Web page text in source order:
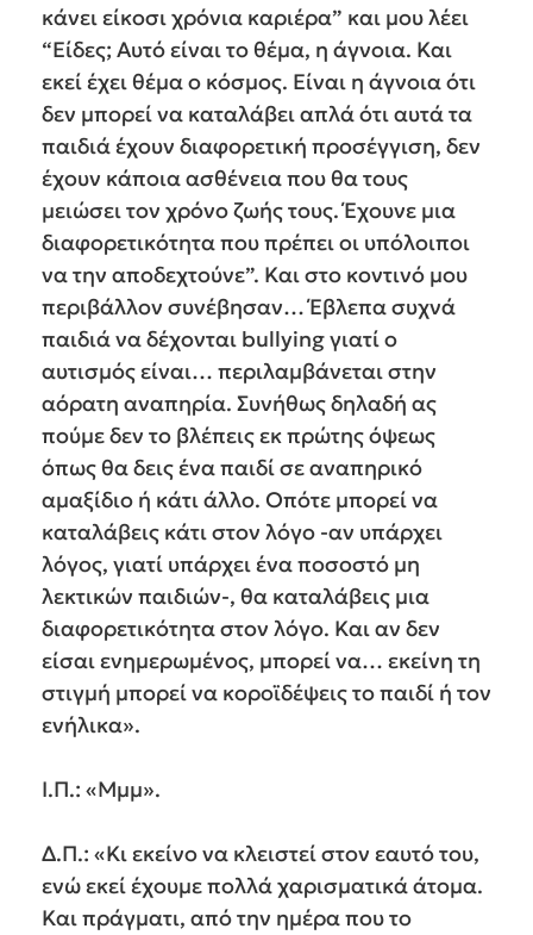
κάνει είκοσι χρόνια καριέρα” και μου λέει
“Είδες; Αυτό είναι το θέμα, η άγνοια. Και
εκεί έχει θέμα ο κόσμος. Είναι η άγνοια ότι
δεν μπορεί να καταλάβει απλά ότι αυτά τα
παιδιά έχουν διαφορετική προσέγγιση, δεν
έχουν κάποια ασθένεια που θα τους
μειώσει τον χρόνο ζωής τους. Έχουνε μια
διαφορετικότητα που πρέπει οι υπόλοιποι
να την αποδεχτούνε”. Και στο κοντινό μου
περιβάλλον συνέβησαν… Έβλεπα συχνά
παιδιά να δέχονται bullying γιατί ο
αυτισμός είναι… περιλαμβάνεται στην
αόρατη αναπηρία. Συνήθως δηλαδή ας
πούμε δεν το βλέπεις εκ πρώτης όψεως
όπως θα δεις ένα παιδί σε αναπηρικό
αμαξίδιο ή κάτι άλλο. Οπότε μπορεί να
καταλάβεις κάτι στον λόγο -αν υπάρχει
λόγος, γιατί υπάρχει ένα ποσοστό μη
λεκτικών παιδιών-, θα καταλάβεις μια
διαφορετικότητα στον λόγο. Και αν δεν
είσαι ενημερωμένος, μπορεί να… εκείνη τη
στιγμή μπορεί να κοροϊδέψεις το παιδί ή τον
ενήλικα».
Ι.Π.: «Μμμ».
Δ.Π.: «Κι εκείνο να κλειστεί στον εαυτό του,
ενώ εκεί έχουμε πολλά χαρισματικά άτομα.
Και πράγματι, από την ημέρα που το